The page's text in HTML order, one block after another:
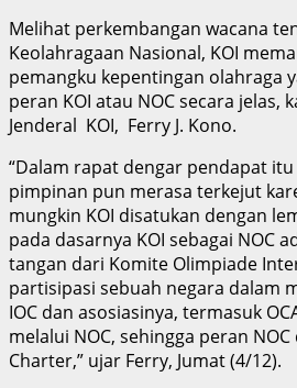
Melihat perkembangan wacana
Keolahragaan Nasional, KOI
pemangku kepentingan olahraga
peran KOI atau NOC secara jelas,
Jenderal KOI, Ferry J. Kono.
“Dalam rapat dengar pendapat itu
pimpinan pun merasa terkejut
mungkin KOI disatukan dengan
pada dasarnya KOI sebagai NOC
tangan dari Komite Olimpiade
partisipasi sebuah negara dalam
IOC dan asosiasinya, termasuk
melalui NOC, sehingga peran
Charter,” ujar Ferry, Jumat (4/12).